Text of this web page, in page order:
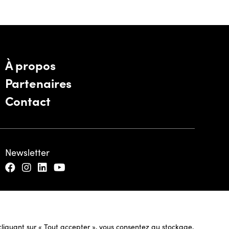
sur « Tout accepter », vous consentez au stockage,
À propos
Partenaires
Contact
Newsletter